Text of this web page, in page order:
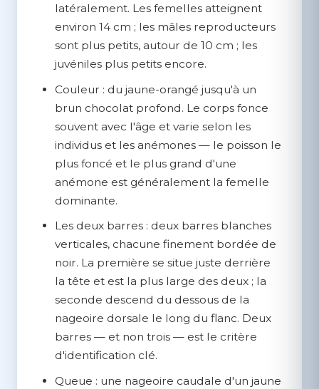
latéralement. Les femelles atteignent
environ 14 cm ; les mâles reproducteurs
sont plus petits, autour de 10 cm ; les
juvéniles plus petits encore.
Couleur : du jaune-orangé jusqu'à un
brun chocolat profond. Le corps fonce
souvent avec l'âge et varie selon les
individus et les anémones — le poisson le
plus foncé et le plus grand d'une
anémone est généralement la femelle
dominante.
Les deux barres : deux barres blanches
verticales, chacune finement bordée de
noir. La première se situe juste derrière
la tête et est la plus large des deux ; la
seconde descend du dessous de la
nageoire dorsale le long du flanc. Deux
barres — et non trois — est le critère
d'identification clé.
Queue : une nageoire caudale d'un jaune